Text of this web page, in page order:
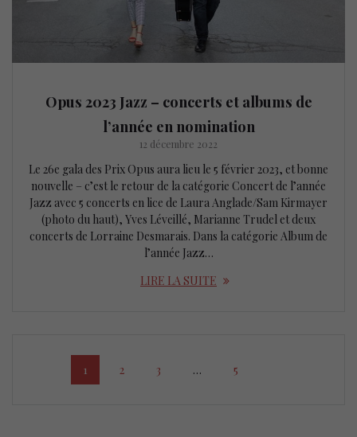
Opus 2023 Jazz – concerts et albums de
l’année en nomination
12 décembre 2022
Le 26e gala des Prix Opus aura lieu le 5 février 2023, et bonne
nouvelle – c’est le retour de la catégorie Concert de l’année
Jazz avec 5 concerts en lice de Laura Anglade/Sam Kirmayer
(photo du haut), Yves Léveillé, Marianne Trudel et deux
concerts de Lorraine Desmarais. Dans la catégorie Album de
l’année Jazz…
LIRE LA SUITE
navigation
Page
1 Page
2 Page
3 … Page
5